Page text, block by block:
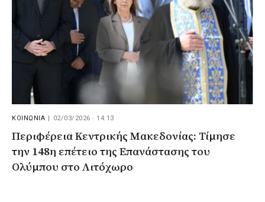
ΚΟΙΝΩΝΙΑ 02/03/2026 · 14:13
Περιφέρεια Κεντρικής Μακεδονίας: Τίμησε
την 148η επέτειο της Επανάστασης του
Ολύμπου στο Λιτόχωρο